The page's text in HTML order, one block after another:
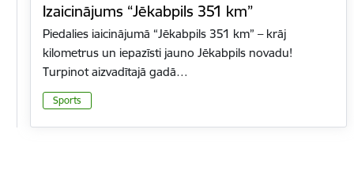
Izaicinājums “Jēkabpils 351 km”
Piedalies iaicinājumā “Jēkabpils 351 km” – krāj
kilometrus un iepazīsti jauno Jēkabpils novadu!
Turpinot aizvadītajā gadā…
Sports